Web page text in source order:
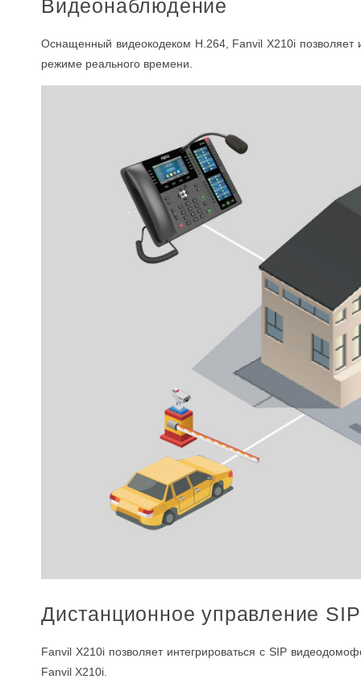
Видеонаблюдение
Оснащенный видеокодеком H.264, Fanvil X210i позволяет
режиме реального времени.
Дистанционное управление
Fanvil X210i позволяет интегрироваться с SIP
Fanvil X210i.